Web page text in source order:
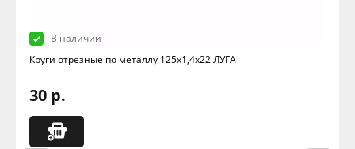
В наличии
Круги отрезные по металлу 125х1,4х22 ЛУГА
30 р.